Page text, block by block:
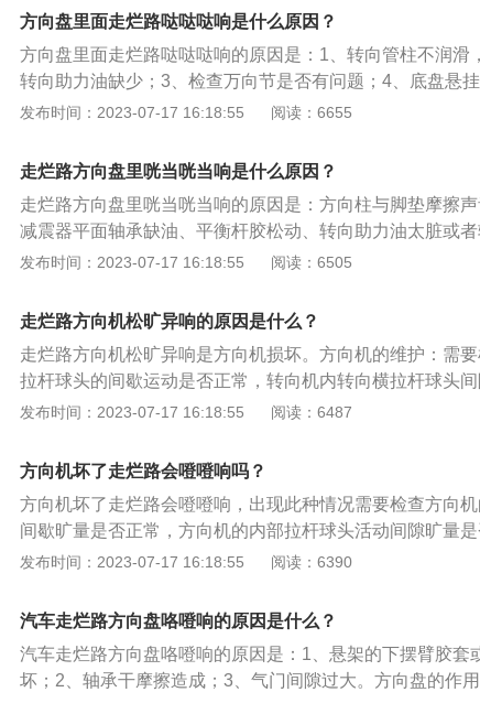
情况，如果有故障及时维修。2、转向拉杆球头间隙过大，
响。严重时会出现方向盘抖动、轮胎吃胎等，应及时到4S
头。3、下支臂间隙过大，或者下支臂松动。下支臂是维持
件，是汽车悬挂的一部分。下支臂连接着车桥和车架，能
冲击。一旦下支臂故障，应该及时到4S店或者修理厂更换。
方向盘里面走烂路哒哒哒响是什么原因？
方向盘里面走烂路哒哒哒响的原因是：1、转向管柱不润滑
转向助力油缺少；3、检查万向节是否有问题；4、底盘悬
变硬；5、平面轴承损坏。方向盘是汽车、轮船、飞机等的
力转变为转矩后传递给转向轴，主要由骨架、发泡和主驾
发布时间：2023-07-17 16:18:55 阅读：6655
走烂路方向盘里咣当咣当响是什么原因？
走烂路方向盘里咣当咣当响的原因是：方向柱与脚垫摩擦声
减震器平面轴承缺油、平衡杆胶松动、转向助力油太脏或
出的异响，减震器和稳定杆球头出现故障，需要去4s店或者
作用到转向盘边缘上的力转变为转矩后传递给转向轴，主要
发布时间：2023-07-17 16:18:55 阅读：6505
走烂路方向机松旷异响的原因是什么？
走烂路方向机松旷异响是方向机损坏。方向机的维护：需
拉杆球头的间歇运动是否正常，转向机内转向横拉杆球头间
如果发现异常，只需更换拉杆球头，没有必要更换方向机，
中间的缓冲橡胶垫年限太长导致开裂，都变成了金属部件之
出异响，需要去修车厂去进行更换零部件。平衡杆橡胶套
比较寒冷，所以会变得很硬，它会随着时间的变化损坏，
需要经常更换，如果冬天发出异响是没有什么大问题。
发布时间：2023-07-17 16:18:55 阅读：6487
方向机坏了走烂路会噔噔响吗？
方向机坏了走烂路会噔噔响，出现此种情况需要检查方向
间歇旷量是否正常，方向机的内部拉杆球头活动间隙旷量
常，更换拉杆球头即可，不必更换方向机，但如果方向机内
重要的零件，也是汽车行驶安全的重要保证。采用动力转向
的能量，在正常情况下，只有小部分是驾驶员提供的体能，
（或电机）驱动的油泵（或空气压缩机）所提供的液压能
发布时间：2023-07-17 16:18:55 阅读：6390
汽车走烂路方向盘咯噔响的原因是什么？
汽车走烂路方向盘咯噔响的原因是：1、悬架的下摆臂胶套
坏；2、轴承干摩擦造成；3、气门间隙过大。方向盘的作